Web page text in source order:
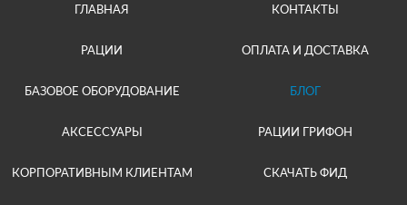
ГЛАВНАЯ
РАЦИИ
БАЗОВОЕ ОБОРУДОВАНИЕ
АКСЕССУАРЫ
КОРПОРАТИВНЫМ КЛИЕНТАМ
КОНТАКТЫ
ОПЛАТА И ДОСТАВКА
БЛОГ
РАЦИИ ГРИФОН
СКАЧАТЬ ФИД